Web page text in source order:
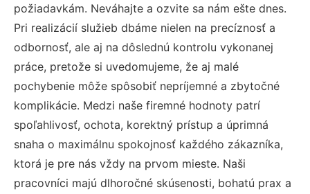
požiadavkám. Neváhajte a ozvite sa nám ešte dnes.
Pri realizácií služieb dbáme nielen na precíznosť a
odbornosť, ale aj na dôslednú kontrolu vykonanej
práce, pretože si uvedomujeme, že aj malé
pochybenie môže spôsobiť nepríjemné a zbytočné
komplikácie. Medzi naše firemné hodnoty patrí
spoľahlivosť, ochota, korektný prístup a úprimná
snaha o maximálnu spokojnosť každého zákazníka,
ktorá je pre nás vždy na prvom mieste. Naši
pracovníci majú dlhoročné skúsenosti, bohatú prax a